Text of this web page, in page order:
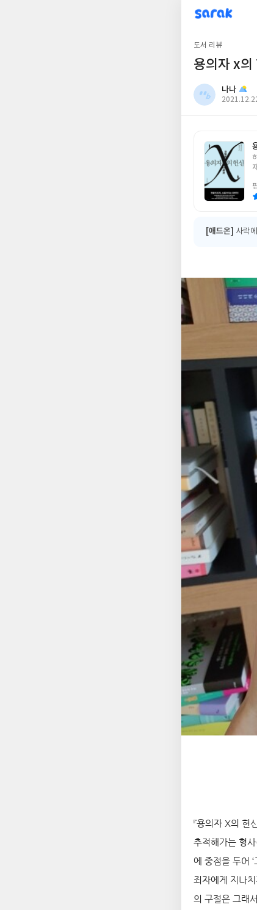
sarak
나나
도서 리뷰
용의자 x의
나나
작
글
쓴
[애드온] 사락
『용의자 X의 헌
추적해가는 형
에 중점을 두어
죄자에게 지나
의 구절은 그래